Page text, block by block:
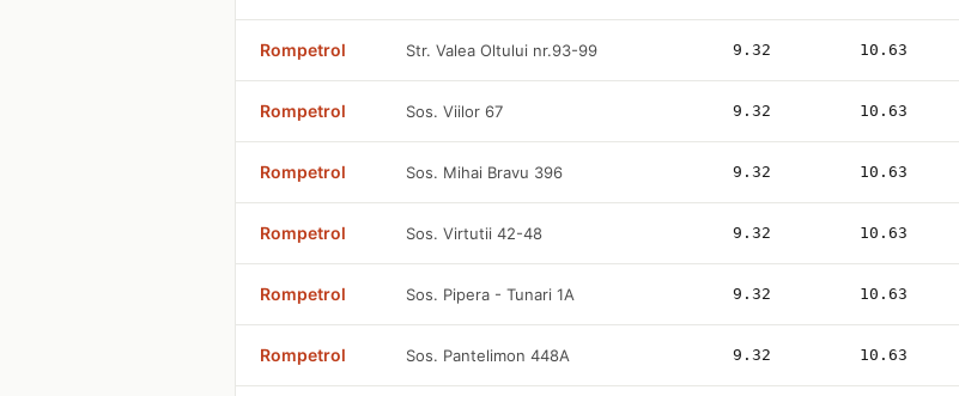
Rompetrol Str. Valea Oltului nr.93-99 9.32 10.63
Rompetrol Sos. Viilor 67 9.32 10.63
Rompetrol Sos. Mihai Bravu 396 9.32 10.63
Rompetrol Sos. Virtutii 42-48 9.32 10.63
Rompetrol Sos. Pipera - Tunari 1A 9.32 10.63
Rompetrol Sos. Pantelimon 448A 9.32 10.63